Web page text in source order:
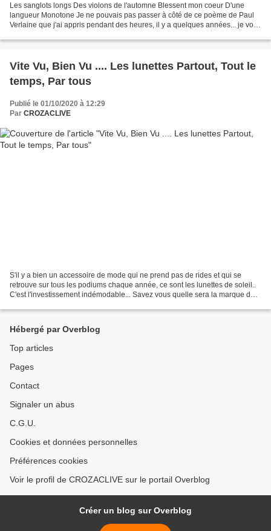
Les sanglots longs Des violons de l'automne Blessent mon coeur D'une
langueur Monotone Je ne pouvais pas passer à côté de ce poème de Paul
Verlaine que j'ai appris pendant des heures, il y a quelques années... je vous
Vite Vu, Bien Vu .... Les lunettes Partout, Tout le
temps, Par tous
Publié le 01/10/2020 à 12:29
Par CROZACLIVE
S'il y a bien un accessoire de mode qui ne prend pas de rides et qui se
retrouve sur tous les podiums chaque année, ce sont les lunettes de soleil..
C'est l'investissement indémodable... Savez vous quelle sera la marque de
Hébergé par Overblog
Top articles
Pages
Contact
Signaler un abus
C.G.U.
Cookies et données personnelles
Préférences cookies
Voir le profil de CROZACLIVE sur le portail Overblog
Créer un blog sur Overblog